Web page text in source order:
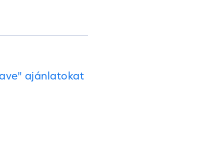
ajánlatokat